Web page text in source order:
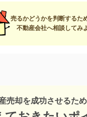
売るかどうかを判断するた
不動産会社へ相談してみ
売却を成功させるため